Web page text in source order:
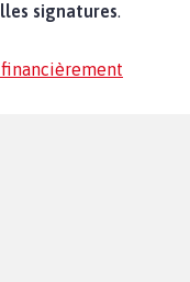
signatures.